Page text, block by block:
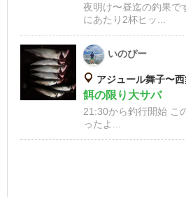
夜明け〜昼迄の釣果で
にあたり2杯ヒッ...
いのぴー
アジュール舞子〜
餌の限り大サバ
21:30から釣行開始 こ
ったよ...